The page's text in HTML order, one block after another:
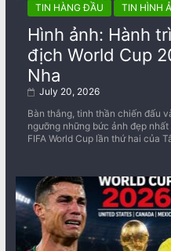
TIN HÀNG ĐẦU TIN HÌNH
Hình ảnh: Hành
địch World Cup
Nha
July 20, 2026
Bàn thắng, tinh thần chiến đấu
ngưỡng những bức ảnh đẹp
FIFA World Cup lần thứ hai của